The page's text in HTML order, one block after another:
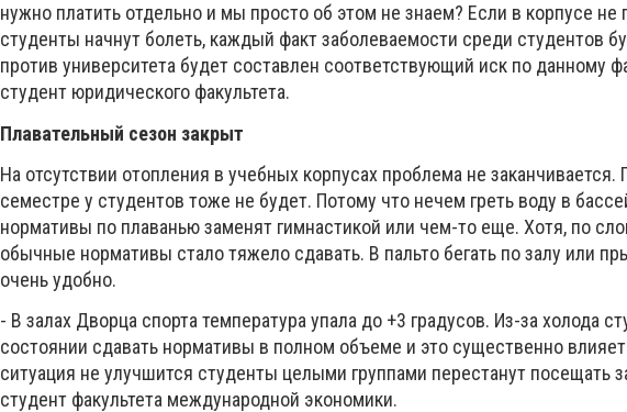
нужно платить отдельно и мы просто об этом не знаем? Если в корпусе не
студенты начнут болеть, каждый факт заболеваемости среди студентов
против университета будет составлен соответствующий иск по данному
студент юридического факультета.
Плавательный сезон закрыт
На отсутствии отопления в учебных корпусах проблема не заканчивается.
семестре у студентов тоже не будет. Потому что нечем греть воду в
нормативы по плаванью заменят гимнастикой или чем-то еще. Хотя, по
обычные нормативы стало тяжело сдавать. В пальто бегать по залу или
очень удобно.
- В залах Дворца спорта температура упала до +3 градусов. Из-за холода
состоянии сдавать нормативы в полном объеме и это существенно влияет
ситуация не улучшится студенты целыми группами перестанут посещать
студент факультета международной экономики.